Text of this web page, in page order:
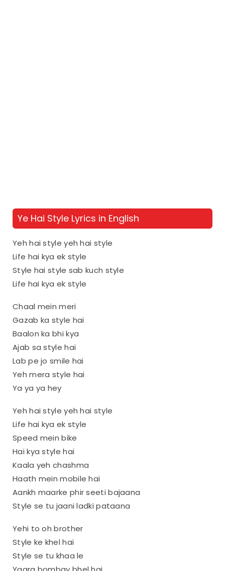
Ye Hai Style Lyrics in English
Yeh hai style yeh hai style
Life hai kya ek style
Style hai style sab kuch style
Life hai kya ek style
Chaal mein meri
Gazab ka style hai
Baalon ka bhi kya
Ajab sa style hai
Lab pe jo smile hai
Yeh mera style hai
Ya ya ya hey
Yeh hai style yeh hai style
Life hai kya ek style
Speed mein bike
Hai kya style hai
Kaala yeh chashma
Haath mein mobile hai
Aankh maarke phir seeti bajaana
Style se tu jaani ladki pataana
Yehi to oh brother
Style ke khel hai
Style se tu khaa le